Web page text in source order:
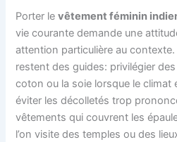
Porter levêtement féminin
vie courante demande une
attention particulière au
restent des guides: privilégier
coton ou la soie lorsque le climat
éviter les décolletés trop
vêtements qui couvrent les
l’on visite des temples ou des